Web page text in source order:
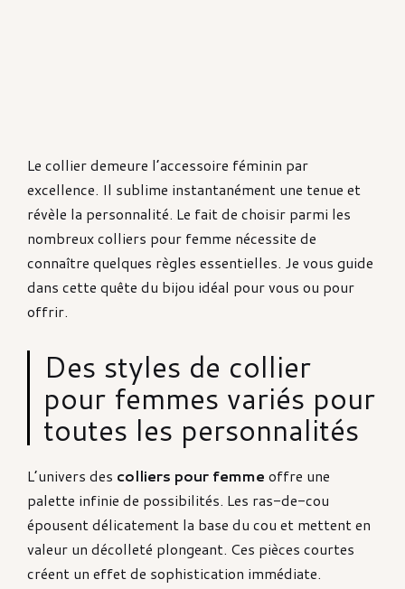
Le collier demeure l’accessoire féminin par
excellence. Il sublime instantanément une tenue et
révèle la personnalité. Le fait de choisir parmi les
nombreux colliers pour femme nécessite de
connaître quelques règles essentielles. Je vous guide
dans cette quête du bijou idéal pour vous ou pour
offrir.
Des styles de collier
pour femmes variés pour
toutes les personnalités
L’univers des colliers pour femme offre une
palette infinie de possibilités. Les ras-de-cou
épousent délicatement la base du cou et mettent en
valeur un décolleté plongeant. Ces pièces courtes
créent un effet de sophistication immédiate.